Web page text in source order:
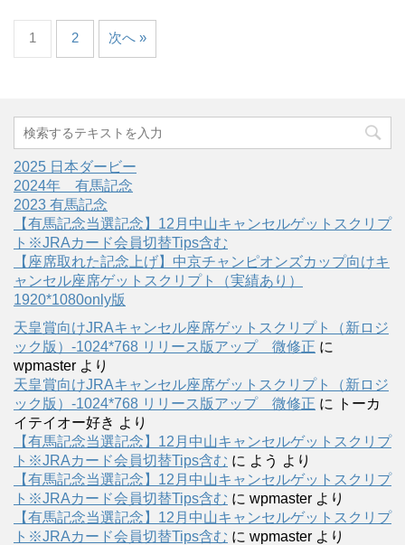
1 2 次へ »
2025 日本ダービー
2024年 有馬記念
2023 有馬記念
【有馬記念当選記念】12月中山キャンセルゲットスクリプ
ト※JRAカード会員切替Tips含む
【座席取れた記念上げ】中京チャンピオンズカップ向けキ
ャンセル座席ゲットスクリプト（実績あり）
1920*1080only版
天皇賞向けJRAキャンセル座席ゲットスクリプト（新ロジ
ック版）-1024*768 リリース版アップ 微修正 に
wpmaster より
天皇賞向けJRAキャンセル座席ゲットスクリプト（新ロジ
ック版）-1024*768 リリース版アップ 微修正 に
トーカ
イテイオー好き より
【有馬記念当選記念】12月中山キャンセルゲットスクリプ
ト※JRAカード会員切替Tips含む に よう より
【有馬記念当選記念】12月中山キャンセルゲットスクリプ
ト※JRAカード会員切替Tips含む に wpmaster より
【有馬記念当選記念】12月中山キャンセルゲットスクリプ
ト※JRAカード会員切替Tips含む に wpmaster より